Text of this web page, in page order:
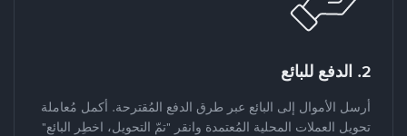
2. الدفع للبائع
أرسل الأموال إلى البائع عبر طرق الدفع المُقترحة. أكمل مُعاملة
تحويل العملات المحلية المُعتمدة وانقر "تمّ التحويل، اخطِر البائع"